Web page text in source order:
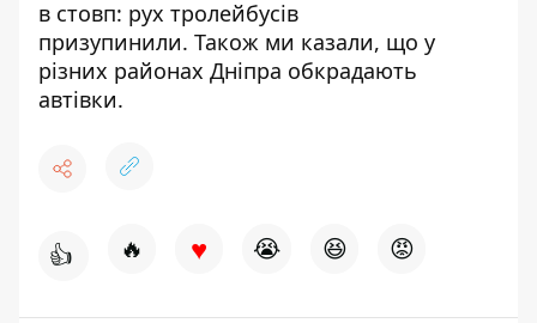
в стовп: рух тролейбусів
призупинили. Також ми казали, що у
різних районах Дніпра обкрадають
автівки.
👍 🔥 ♥ 😭 😆 😡